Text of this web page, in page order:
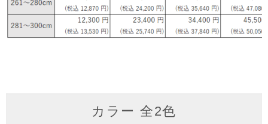
カラー 全2色